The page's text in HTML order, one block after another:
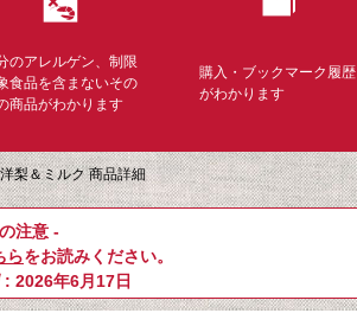
のアレルゲン、制限
食品を含まないその
商品がわかります
購入・ブックマーク履歴
がわかります
梨＆ミルク 商品詳細
注意 -
らをお読みください。
: 2026年6月17日